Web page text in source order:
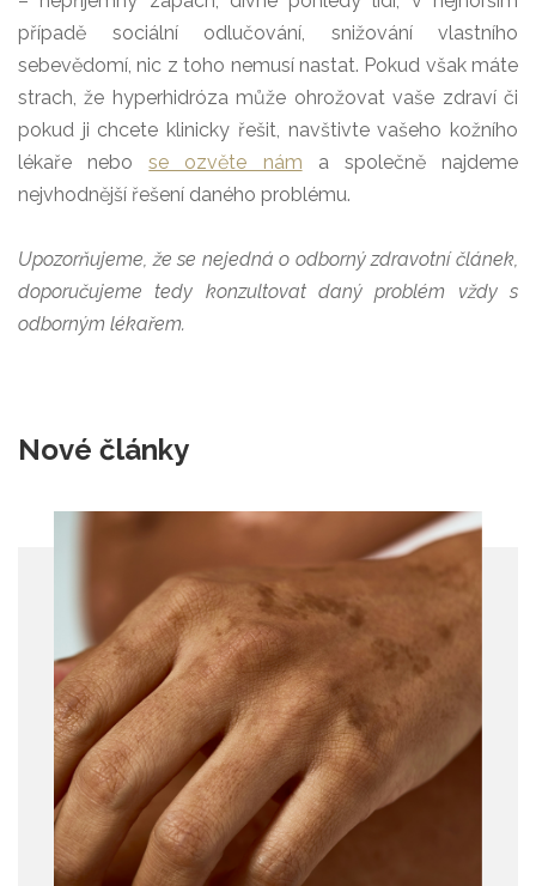
případě sociální odlučování, snižování vlastního
sebevědomí, nic z toho nemusí nastat. Pokud však máte
strach, že hyperhidróza může ohrožovat vaše zdraví či
pokud ji chcete klinicky řešit, navštivte vašeho kožního
lékaře nebose ozvěte nám a společně najdeme
nejvhodnější řešení daného problému.
Upozorňujeme, že se nejedná o odborný zdravotní článek,
doporučujeme tedy konzultovat daný problém vždy s
odborným lékařem.
Nové články